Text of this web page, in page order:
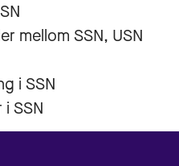
mellom SSN, USN
i SSN
SSN